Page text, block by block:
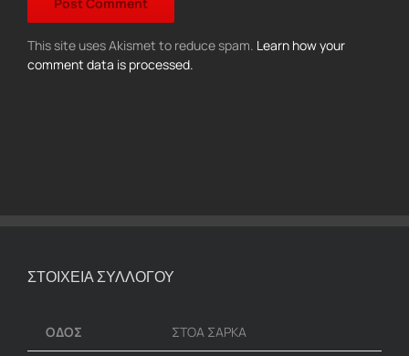
This site uses Akismet to reduce spam. Learn how your
comment data is processed.
ΣΤΟΙΧΕΙΑ ΣΥΛΛΟΓΟΥ
ΟΔΟΣ ΣΤΟΑ ΣΑΡΚΑ